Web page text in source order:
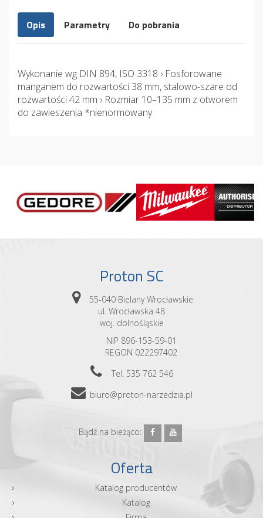
Opis Parametry Do pobrania
Wykonanie wg DIN 894, ISO 3318 › Fosforowane
manganem do rozwartości 38 mm, stalowo-szare od
rozwartości 42 mm › Rozmiar 10–135 mm z otworem
do zawieszenia *nienormowany
Proton SC
55-040 Bielany Wrocławskie
ul. Wrocławska 48
woj. dolnośląskie
NIP 896-153-59-01
REGON 022297402
Tel. 535 762 546
biuro@proton-narzedzia.pl
Bądź na bieżąco:
Oferta
Katalog producentów
Katalog